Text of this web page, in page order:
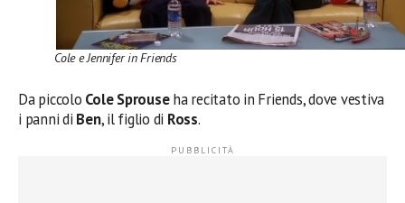
Cole e Jennifer in Friends
Da piccolo Cole Sprouseha recitato in Friends, dove vestiva
i panni di Ben, il figlio di Ross.